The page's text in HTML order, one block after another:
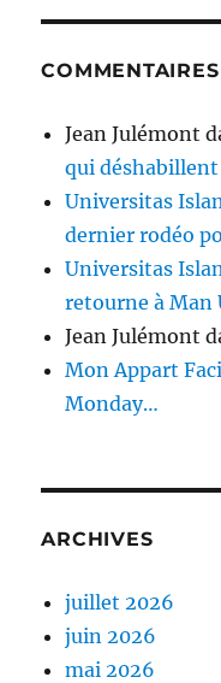
Jean Julémont
qui
Universitas
dernier rodéo
Universitas
retourne à Man
Jean Julémont
Mon Appart
Monday…
ARCHIVES
juillet 2026
juin 2026
mai 2026